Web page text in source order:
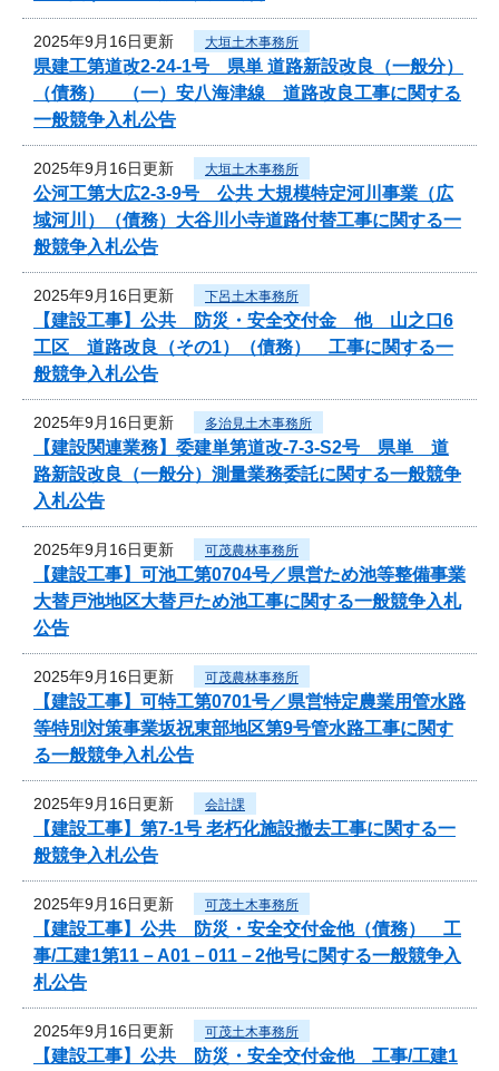
2025年9月16日更新 大垣土木事務所
県建工第道改2-24-1号 県単 道路新設改良（一般分）
（債務） （一）安八海津線 道路改良工事に関する
一般競争入札公告
2025年9月16日更新 大垣土木事務所
公河工第大広2-3-9号 公共 大規模特定河川事業（広
域河川）（債務）大谷川小寺道路付替工事に関する一
般競争入札公告
2025年9月16日更新 下呂土木事務所
【建設工事】公共 防災・安全交付金 他 山之口6
工区 道路改良（その1）（債務） 工事に関する一
般競争入札公告
2025年9月16日更新 多治見土木事務所
【建設関連業務】委建単第道改-7-3-S2号 県単 道
路新設改良（一般分）測量業務委託に関する一般競争
入札公告
2025年9月16日更新 可茂農林事務所
【建設工事】可池工第0704号／県営ため池等整備事業
大替戸池地区大替戸ため池工事に関する一般競争入札
公告
2025年9月16日更新 可茂農林事務所
【建設工事】可特工第0701号／県営特定農業用管水路
等特別対策事業坂祝東部地区第9号管水路工事に関す
る一般競争入札公告
2025年9月16日更新 会計課
【建設工事】第7-1号 老朽化施設撤去工事に関する一
般競争入札公告
2025年9月16日更新 可茂土木事務所
【建設工事】公共 防災・安全交付金他（債務） 工
事/工建1第11－A01－011－2他号に関する一般競争入
札公告
2025年9月16日更新 可茂土木事務所
【建設工事】公共 防災・安全交付金他 工事/工建1